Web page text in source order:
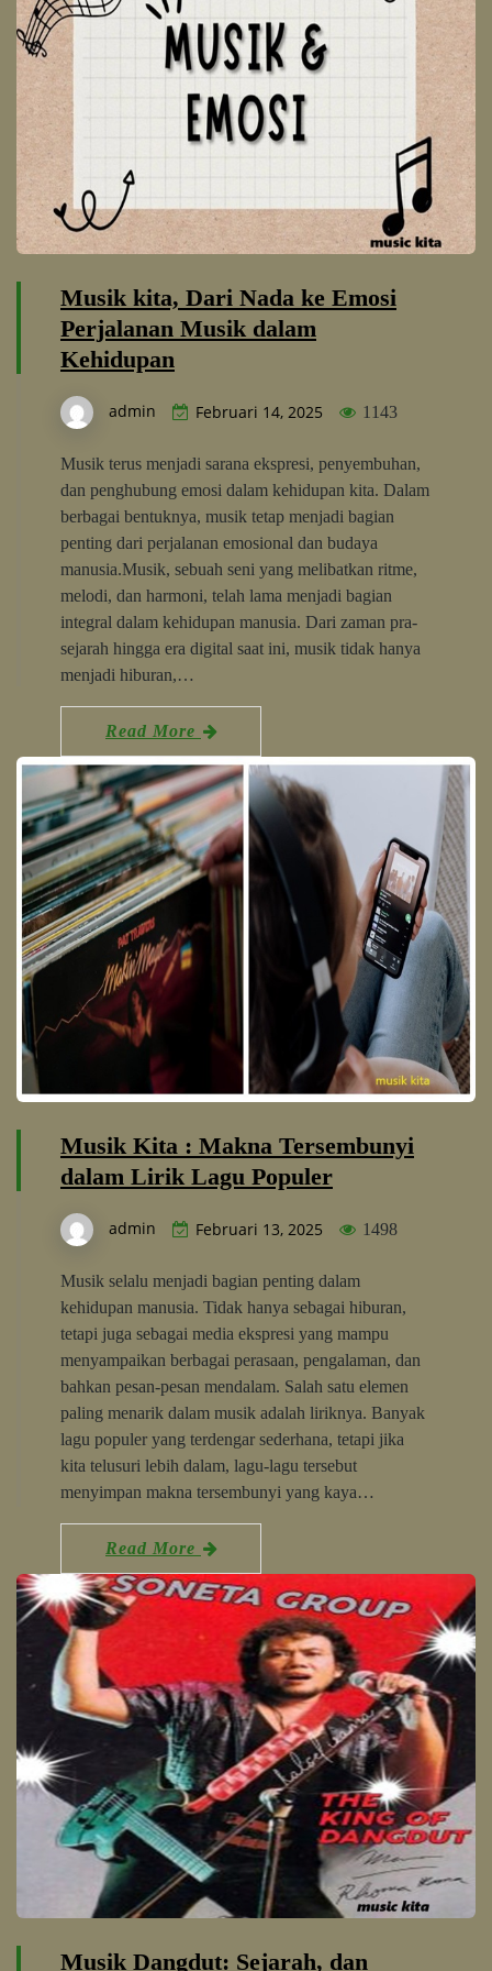
Musik kita, Dari Nada ke Emosi
Perjalanan Musik dalam
Kehidupan
admin Februari 14, 2025 1143
Musik terus menjadi sarana ekspresi, penyembuhan,
dan penghubung emosi dalam kehidupan kita. Dalam
berbagai bentuknya, musik tetap menjadi bagian
penting dari perjalanan emosional dan budaya
manusia.Musik, sebuah seni yang melibatkan ritme,
melodi, dan harmoni, telah lama menjadi bagian
integral dalam kehidupan manusia. Dari zaman pra-
sejarah hingga era digital saat ini, musik tidak hanya
menjadi hiburan,…
Read More
Musik Kita : Makna Tersembunyi
dalam Lirik Lagu Populer
admin Februari 13, 2025 1498
Musik selalu menjadi bagian penting dalam
kehidupan manusia. Tidak hanya sebagai hiburan,
tetapi juga sebagai media ekspresi yang mampu
menyampaikan berbagai perasaan, pengalaman, dan
bahkan pesan-pesan mendalam. Salah satu elemen
paling menarik dalam musik adalah liriknya. Banyak
lagu populer yang terdengar sederhana, tetapi jika
kita telusuri lebih dalam, lagu-lagu tersebut
menyimpan makna tersembunyi yang kaya…
Read More
Musik Dangdut: Sejarah, dan